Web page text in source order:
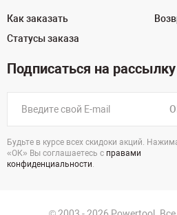
Как заказать
Статусы заказа
Подписаться на рассылку
Будьте в курсе всех скидоки акций.
«ОК» Вы соглашаетесь с правами
конфиденциальности.